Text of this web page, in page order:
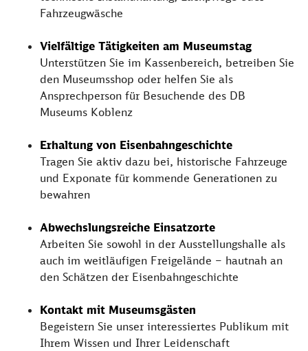
Fahrzeugwäsche
Vielfältige Tätigkeiten am Museumstag
Unterstützen Sie im Kassenbereich, betreiben Sie
den Museumsshop oder helfen Sie als
Ansprechperson für Besuchende des DB
Museums Koblenz
Erhaltung von Eisenbahngeschichte
Tragen Sie aktiv dazu bei, historische Fahrzeuge
und Exponate für kommende Generationen zu
bewahren
Abwechslungsreiche Einsatzorte
Arbeiten Sie sowohl in der Ausstellungshalle als
auch im weitläufigen Freigelände – hautnah an
den Schätzen der Eisenbahngeschichte
Kontakt mit Museumsgästen
Begeistern Sie unser interessiertes Publikum mit
Ihrem Wissen und Ihrer Leidenschaft